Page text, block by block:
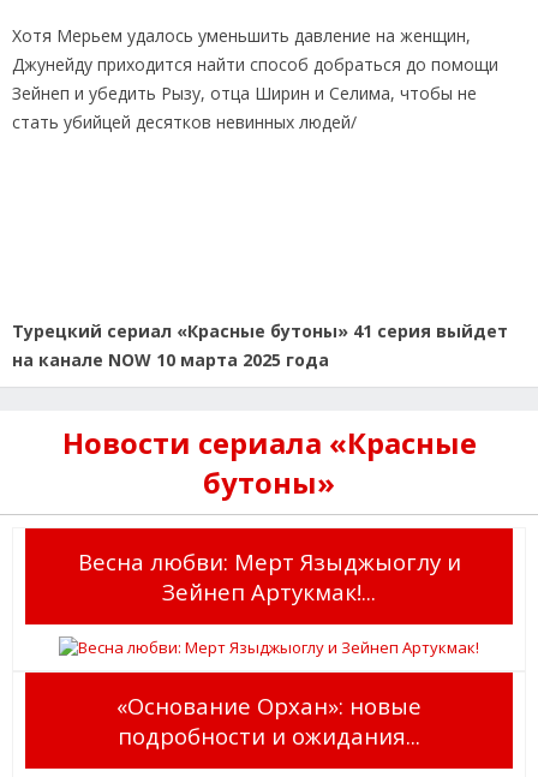
Хотя Мерьем удалось уменьшить давление на женщин,
Джунейду приходится найти способ добраться до помощи
Зейнеп и убедить Рызу, отца Ширин и Селима, чтобы не
стать убийцей десятков невинных людей/
Турецкий сериал «Красные бутоны» 41 серия выйдет
на канале NOW 10 марта 2025 года
Новости сериала «Красные
бутоны»
Весна любви: Мерт Языджыоглу и
Зейнеп Артукмак!...
«Основание Орхан»: новые
подробности и ожидания...